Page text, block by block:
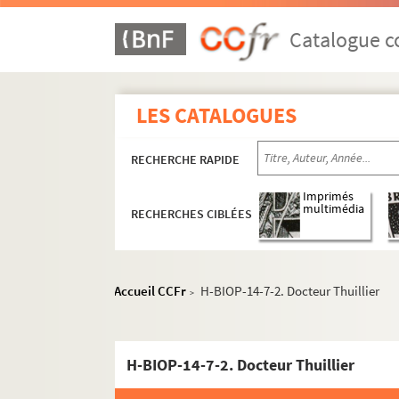
Catalogue
LES CATALOGUES
RECHERCHE RAPIDE
RECHERCHES CIBLÉES
Imprimés
multimédia
Accueil CCFr > H-BIOP-14-7-2. Docteur Thuillier
H-BIOP-14-7-2. Docteur Thuillier